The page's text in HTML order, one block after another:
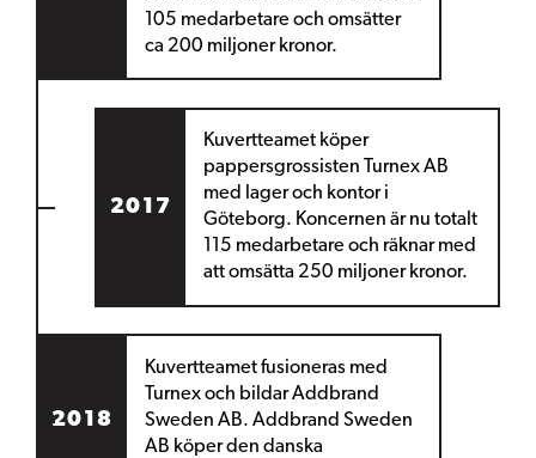
105 medarbetare och omsätter
ca 200 miljoner kronor.
2017
Kuvertteamet köper
pappersgrossisten Turnex AB
med lager och kontor i
Göteborg. Koncernen är nu totalt
115 medarbetare och räknar med
att omsätta 250 miljoner kronor.
2018
Kuvertteamet fusioneras med
Turnexoch bildar Addbrand
Sweden AB. Addbrand Sweden
AB köper den danska